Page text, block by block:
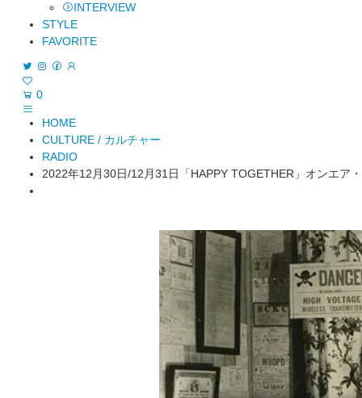
INTERVIEW
STYLE
FAVORITE
0
HOME
CULTURE / カルチャー
RADIO
2022年12月30日/12月31日「HAPPY TOGETHER」オンエア